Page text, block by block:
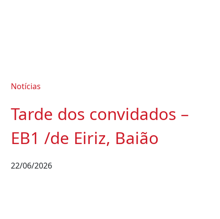
Notícias
Tarde dos convidados –
EB1 /de Eiriz, Baião
22/06/2026